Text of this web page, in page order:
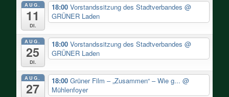
AUG.
11
Di.
18:00 Vorstandssitzung des Stadtverbandes @
GRÜNER Laden
AUG.
25
Di.
18:00 Vorstandssitzung des Stadtverbandes @
GRÜNER Laden
AUG.
27
18:00 Grüner Film – „Zusammen“ – Wie g... @
Mühlenfoyer